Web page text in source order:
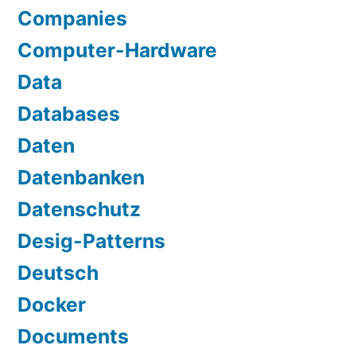
Companies
Computer-Hardware
Data
Databases
Daten
Datenbanken
Datenschutz
Desig-Patterns
Deutsch
Docker
Documents